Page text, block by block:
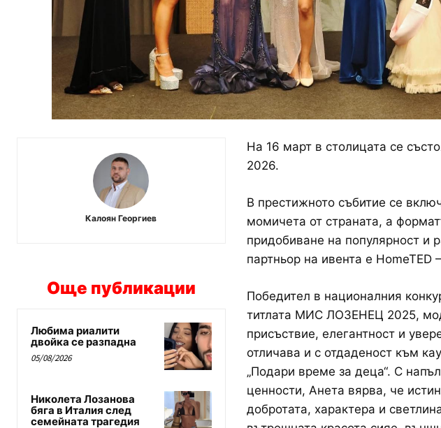
Калоян Георгиев
Още публикации
Любима риалити
двойка се разпадна
05/08/2026
Николета Лозанова
бяга в Италия след
семейната трагедия
На 16 март в столицата се
2026.
В престижното събитие се
момичета от страната, а
придобиване на популярност и
партньор на ивента е
Победител в националния
титлата МИС ЛОЗЕНЕЦ 2025,
присъствие, елегантност и
отличава и с отдаденост към
„Подари време за деца“. С
ценности, Анета вярва, че
добротата, характера и